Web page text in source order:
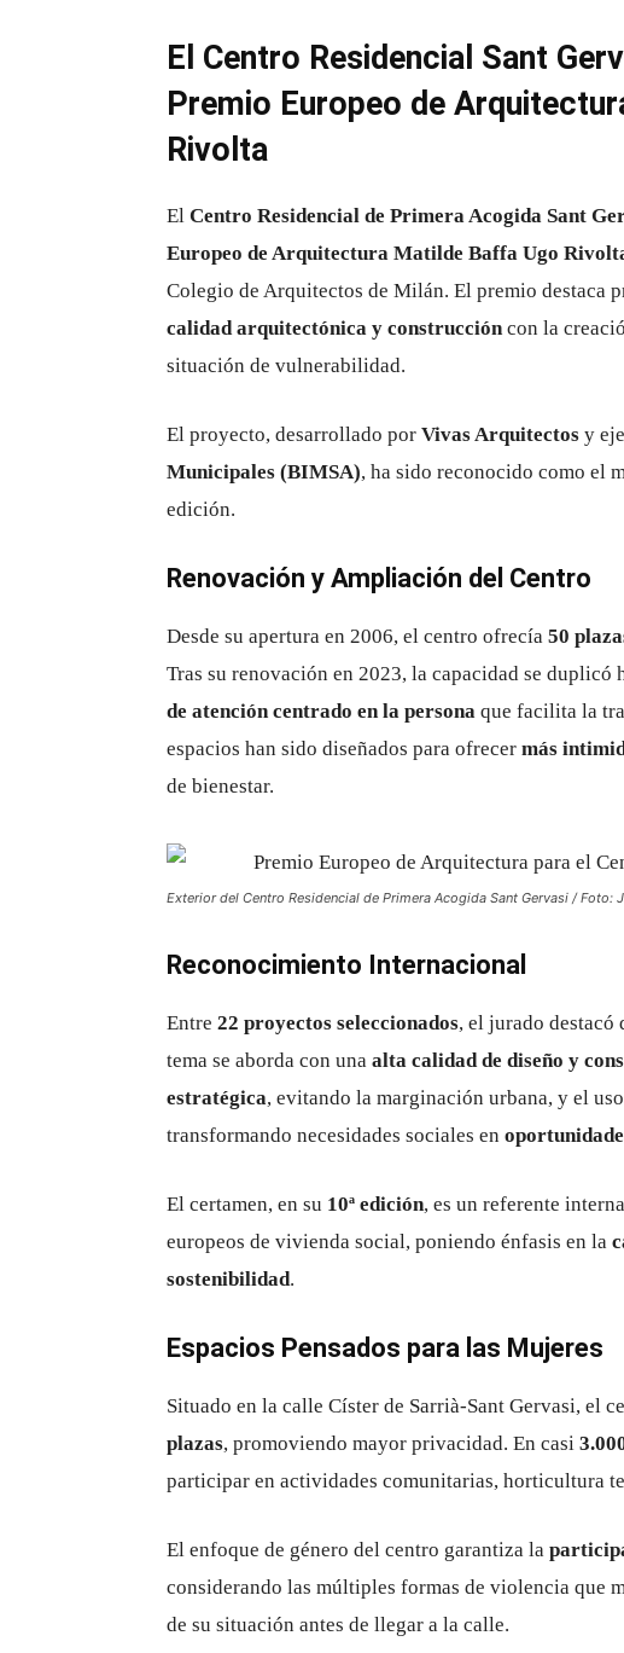
El Centro Residencial Sant
Premio Europeo de
Rivolta
El Centro Residencial de Primera Acogida Sant
Europeo de Arquitectura Matilde Baffa Ugo
Colegio de Arquitectos de Milán. El premio destaca
calidad arquitectónica y construccióncon la
situación de vulnerabilidad.
El proyecto, desarrollado por Vivas Arquitectos y
Municipales (BIMSA), ha sido reconocido como el
edición.
Renovación y Ampliación del Centro
Desde su apertura en 2006, el centro ofrecía 50
Tras su renovación en 2023, la capacidad se duplicó
de atención centrado en la persona que facilita la
espacios han sido diseñados para ofrecer más
de bienestar.
Exterior del Centro Residencial de Primera Acogida Sant Gervasi / Foto:
Reconocimiento Internacional
Entre 22 proyectos seleccionados, el jurado destacó
tema se aborda con una alta calidad de diseño y
estratégica, evitando la marginación urbana, y el
transformando necesidades sociales en
El certamen, en su 10ª edición, es un referente
europeos de vivienda social, poniendo énfasis en la
sostenibilidad.
Espacios Pensados para las Mujeres
Situado en la calle Císter de Sarrià-Sant Gervasi, el
plazas, promoviendo mayor privacidad. En casi
participar en actividades comunitarias, horticultura
El enfoque de género del centro garantiza la
considerando las múltiples formas de violencia que
de su situación antes de llegar a la calle.